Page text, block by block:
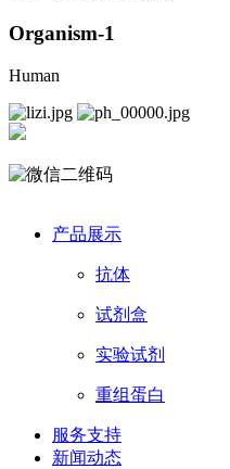
Organism-1
Human
产品展示
抗体
试剂盒
实验试剂
重组蛋白
服务支持
新闻动态